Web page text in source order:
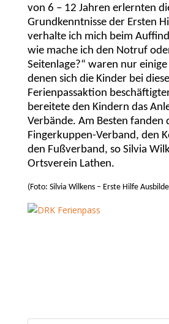
von 6 – 12 Jahren erlernten
Grundkenntnisse der Ersten
verhalte ich mich beim
wie mache ich den Notruf
Seitenlage?“ waren nur
denen sich die Kinder bei
Ferienpassaktion
bereitete den Kindern das
Verbände. Am Besten fanden
Fingerkuppen-Verband, den
den Fußverband, so Silvia
Ortsverein Lathen.
(Foto: Silvia Wilkens – Erste Hilfe